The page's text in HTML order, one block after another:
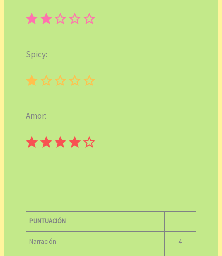
⭐⭐
Spicy:
⭐
Amor:
⭐⭐⭐⭐
PUNTUACIÓN
Narración 4